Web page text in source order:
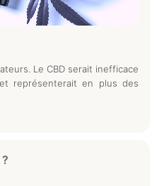
Le CBD serait inefficace
représenterait en plus des